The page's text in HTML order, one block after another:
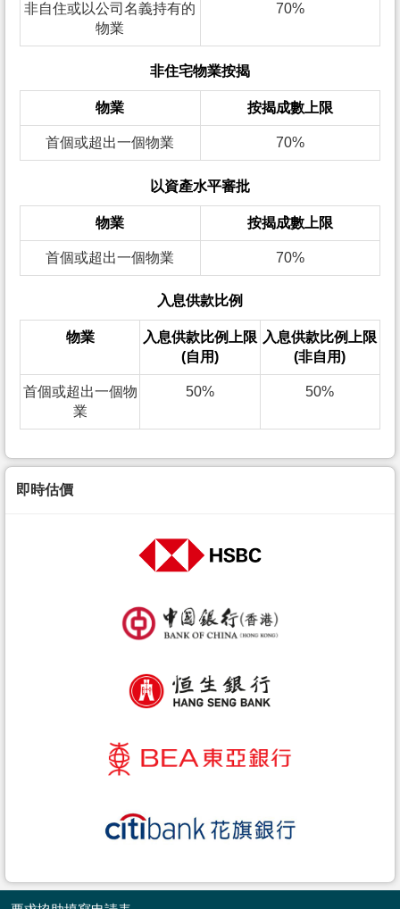
非自住或以公司名義持有的
物業
70%
非住宅物業按揭
物業 按揭成數上限
首個或超出一個物業 70%
以資產水平審批
物業 按揭成數上限
首個或超出一個物業 70%
入息供款比例
物業
入息供款比例上限
(自用)
入息供款比例上限
(非自用)
首個或超出一個物
業
50% 50%
即時估價